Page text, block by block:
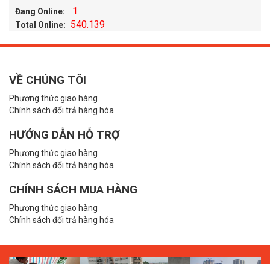
Đang Online: 1
Total Online: 540.139
VỀ CHÚNG TÔI
Phương thức giao hàng
Chính sách đổi trả hàng hóa
HƯỚNG DẪN HỖ TRỢ
Phương thức giao hàng
Chính sách đổi trả hàng hóa
CHÍNH SÁCH MUA HÀNG
Phương thức giao hàng
Chính sách đổi trả hàng hóa